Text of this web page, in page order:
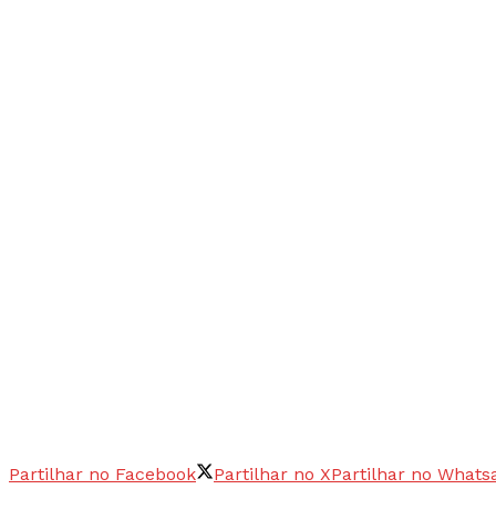
Partilhar no Facebook Partilhar no XPartilhar no